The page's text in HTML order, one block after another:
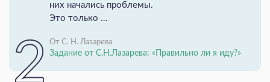
них начались проблемы.
Это только ...
От С. Н. Лазарева
Задание от С.Н.Лазарева: «Правильно ли я иду?»